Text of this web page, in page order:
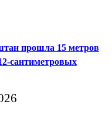
прошла 15 метров
сантиметровых